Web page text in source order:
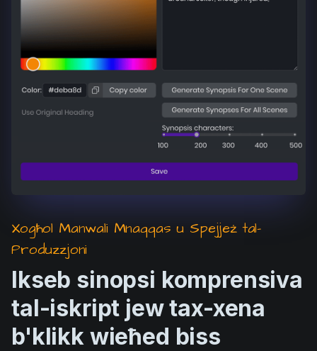
Xogħol Manwali Mnaqqas u Spejjeż tal-
Produzzjoni
Ikseb sinopsi komprensiva
tal-iskript jew tax-xena
b'klikk wieħed biss